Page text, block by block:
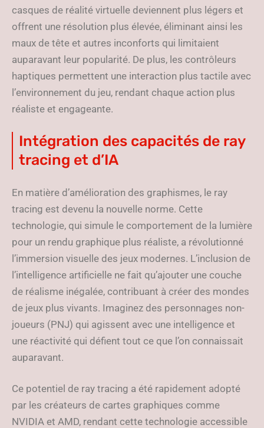
casques de réalité virtuelle deviennent plus légers et
offrent une résolution plus élevée, éliminant ainsi les
maux de tête et autres inconforts qui limitaient
auparavant leur popularité. De plus, les contrôleurs
haptiques permettent une interaction plus tactile avec
l’environnement du jeu, rendant chaque action plus
réaliste et engageante.
Intégration des capacités de ray
tracing et d’IA
En matière d’amélioration des graphismes, le ray
tracing est devenu la nouvelle norme. Cette
technologie, qui simule le comportement de la lumière
pour un rendu graphique plus réaliste, a révolutionné
l’immersion visuelle des jeux modernes. L’inclusion de
l’intelligence artificielle ne fait qu’ajouter une couche
de réalisme inégalée, contribuant à créer des mondes
de jeux plus vivants. Imaginez des personnages non-
joueurs (PNJ) qui agissent avec une intelligence et
une réactivité qui défient tout ce que l’on connaissait
auparavant.
Ce potentiel de ray tracing a été rapidement adopté
par les créateurs de cartes graphiques comme
NVIDIA et AMD, rendant cette technologie accessible